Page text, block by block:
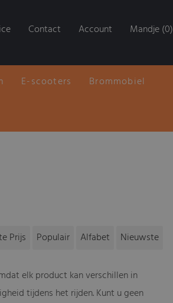
Contact Account Mandje (0)
E-scooters Brommobiel
Prijs Populair Alfabet Nieuwste
elk product kan verschillen in
tijdens het rijden. Kunt u geen